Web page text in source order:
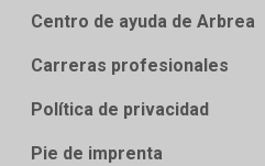
Centro de ayuda de Arbrea
Carreras profesionales
Política de privacidad
Pie de imprenta